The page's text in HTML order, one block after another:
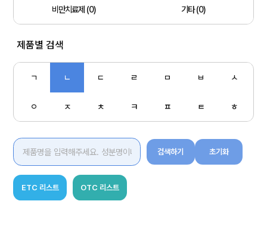
비만치료제 (0) 기타 (0)
제품별 검색
ㄱ ㄴ ㄷ ㄹ ㅁ ㅂ ㅅ
ㅇ ㅈ ㅊ ㅋ ㅍ ㅌ ㅎ
검색하기 초기화
ETC 리스트 OTC 리스트